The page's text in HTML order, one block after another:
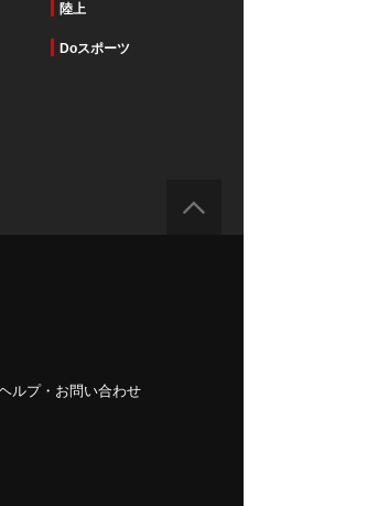
陸上
Doスポーツ
ルプ・お問い合わせ